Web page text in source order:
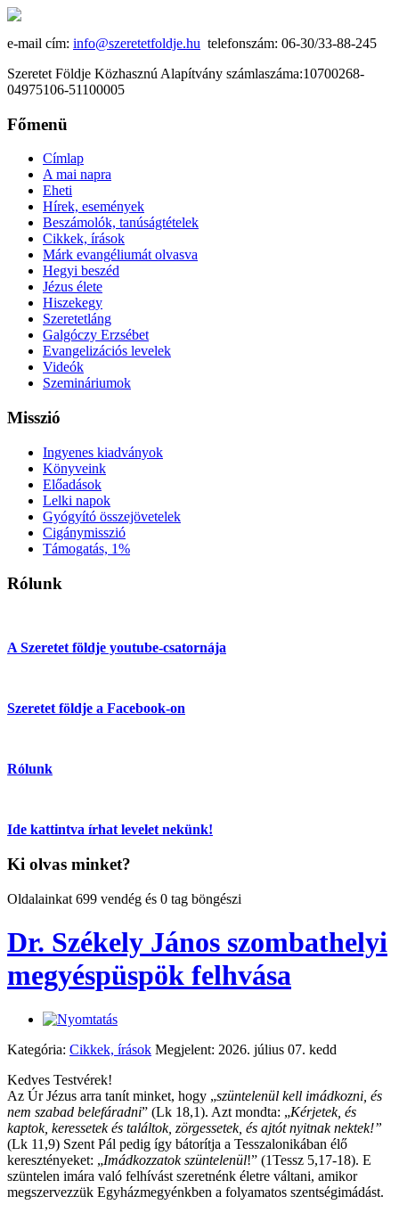
e-mail cím: info@szeretetfoldje.hu telefonszám: 06-30/33-88-245
Szeretet Földje Közhasznú Alapítvány számlaszáma:10700268-
04975106-51100005
Főmenü
Címlap
A mai napra
Eheti
Hírek, események
Beszámolók, tanúságtételek
Cikkek, írások
Márk evangéliumát olvasva
Hegyi beszéd
Jézus élete
Hiszekegy
Szeretetláng
Galgóczy Erzsébet
Evangelizációs levelek
Videók
Szemináriumok
Misszió
Ingyenes kiadványok
Könyveink
Előadások
Lelki napok
Gyógyító összejövetelek
Cigánymisszió
Támogatás, 1%
Rólunk
A Szeretet földje youtube-csatornája
Szeretet földje a Facebook-on
Rólunk
Ide kattintva írhat levelet nekünk!
Ki olvas minket?
Oldalainkat 699 vendég és 0 tag böngészi
Dr. Székely János szombathelyi
megyéspüspök felhvása
Kategória: Cikkek, írások Megjelent: 2026. július 07. kedd
Kedves Testvérek!
Az Úr Jézus arra tanít minket, hogy „szüntelenül kell imádkozni, és
nem szabad belefáradni” (Lk 18,1). Azt mondta: „Kérjetek, és
kaptok, keressetek és találtok, zörgessetek, és ajtót nyitnak nektek!”
(Lk 11,9) Szent Pál pedig így bátorítja a Tesszalonikában élő
keresztényeket: „Imádkozzatok szüntelenül!” (1Tessz 5,17-18). E
szüntelen imára való felhívást szeretnénk életre váltani, amikor
megszervezzük Egyházmegyénkben a folyamatos szentségimádást.